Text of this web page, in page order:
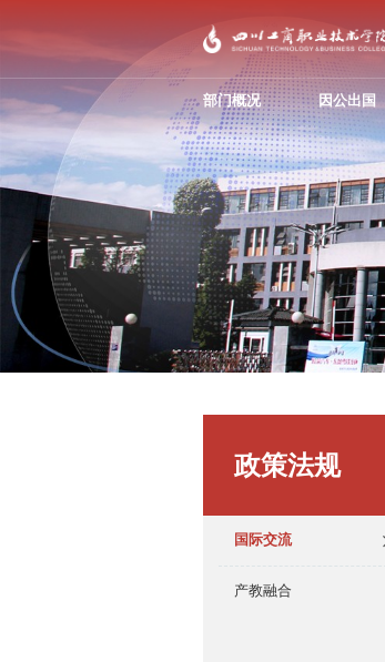
部门概况 因公出国
政策法规
国际交流
产教融合